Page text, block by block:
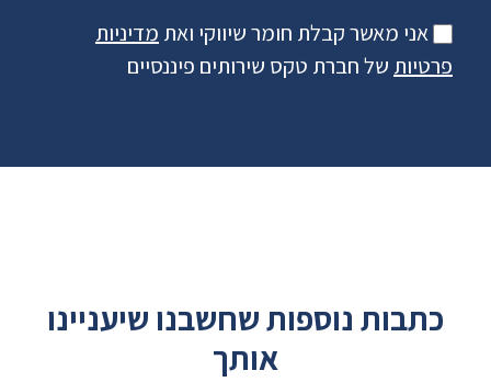
אני מאשר קבלת חומר שיווקי ואת מדיניות
פרטיות של חברת טקס שירותים פיננסיים
כתבות נוספות שחשבנו שיעניינו
אותך